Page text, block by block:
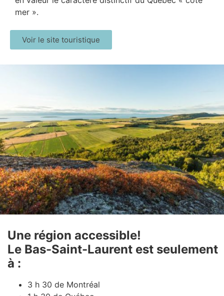
mer ».
Voir le site touristique
Une région accessible!
Le Bas-Saint-Laurent est seulement
à :
3 h 30 de Montréal